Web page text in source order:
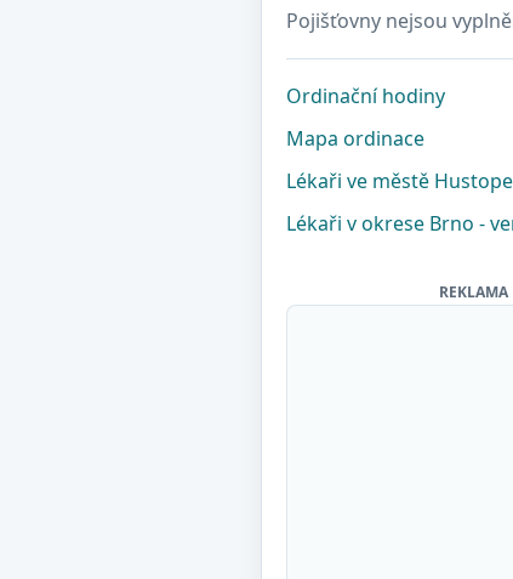
Pojišťovny nejsou
Ordinační hodiny
Mapa ordinace
Lékaři ve městě
Lékaři v okrese Brno -
REKLAMA